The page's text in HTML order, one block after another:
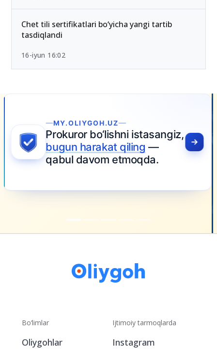
Chet tili sertifikatlari bo‘yicha yangi tartib
tasdiqlandi
16-iyun 16:02
Bo‘limlar
Oliygohlar
Ijtimoiy tarmoqlarda
Instagram